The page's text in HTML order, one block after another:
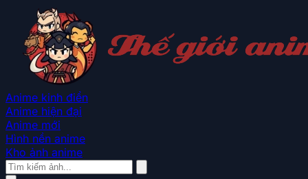
Anime kinh điển
Anime hiện đại
Anime mới
Hình nền anime
Kho ảnh anime